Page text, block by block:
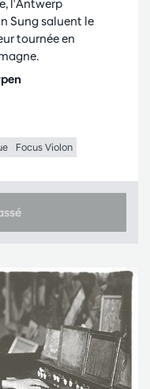
l'Antwerp
Sung saluent le
tournée en
Focus Violon